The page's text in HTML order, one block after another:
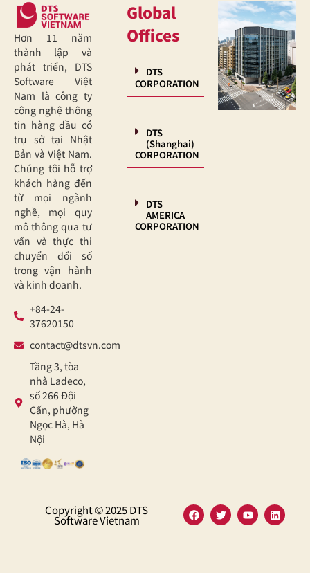
Hơn 11 năm
thành lập và
phát triển, DTS
Software Việt
Nam là công ty
công nghệ thông
tin hàng đầu có
trụ sở tại Nhật
Bản và Việt Nam.
Chúng tôi hỗ trợ
khách hàng đến
từ mọi ngành
nghề, mọi quy
mô thông qua tư
vấn và thực thi
chuyển đổi số
trong vận hành
và kinh doanh.
+84-24-
37620150
contact@dtsvn.com
Tầng 3, tòa
nhà Ladeco,
số 266 Đội
Cấn, phường
Ngọc Hà, Hà
Nội
Global
Offices
DTS
CORPORATION
DTS
(Shanghai)
CORPORATION
DTS
AMERICA
CORPORATION
Copyright © 2025 DTS
Software Vietnam